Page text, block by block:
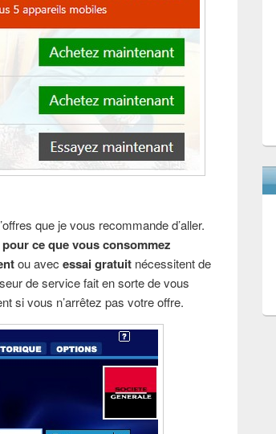
que je vous recommande d’aller.
ce que vous consommez
ou avecessai gratuit nécessitent de
de service fait en sorte de vous
si vous n’arrêtez pas votre offre.